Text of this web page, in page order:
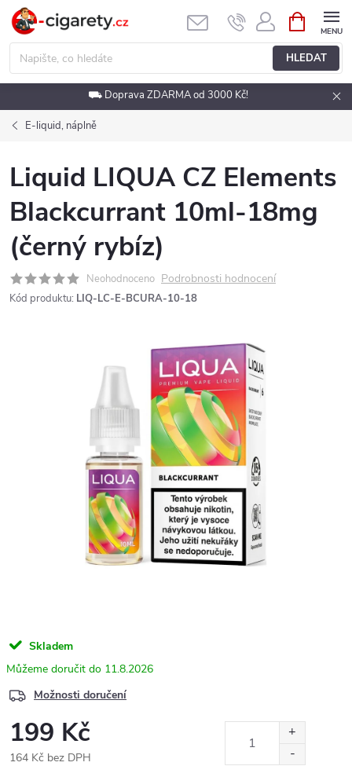
Přejít
obsah
HLEDAT
NÁKUPNÍ
KOŠÍK
⛟ Doprava ZDARMA od 3000 Kč!
E-liquid, náplně
Liquid LIQUA CZ Elements
Blackcurrant 10ml-18mg
(černý rybíz)
Neohodnoceno Podrobnosti hodnocení
Kód produktu: LIQ-LC-E-BCURA-10-18
Skladem
11.8.2026
Možnosti doručení
199 Kč
164 Kč bez DPH